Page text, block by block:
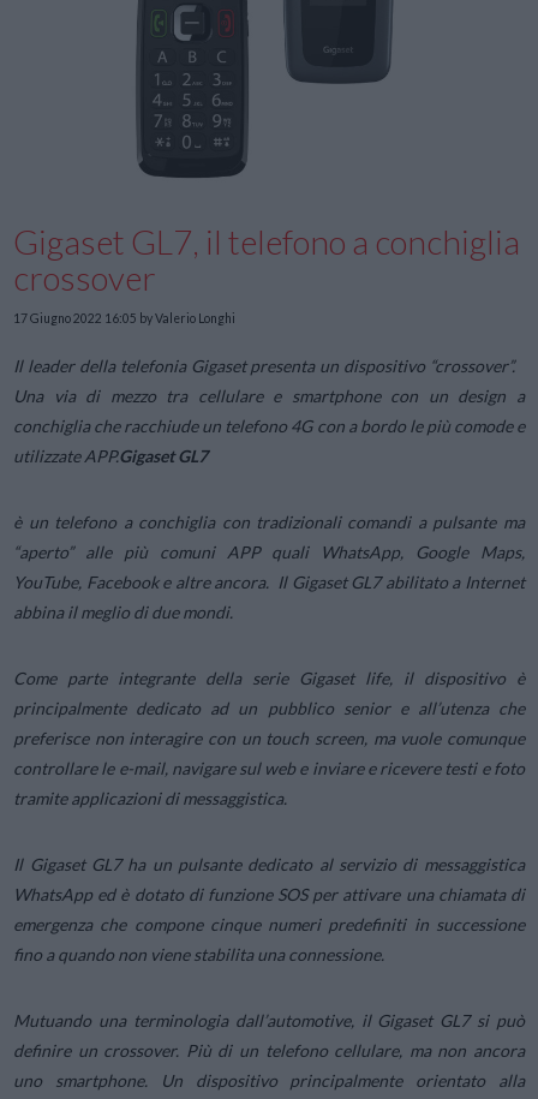
Gigaset GL7, il telefono a conchiglia
crossover
17 Giugno 2022 16:05 by Valerio Longhi
Il leader della telefonia Gigaset presenta un dispositivo “crossover”.
Una via di mezzo tra cellulare e smartphone con un design a
conchiglia che racchiude un telefono 4G con a bordo le più comode e
utilizzate APP.Gigaset GL7
è un telefono a conchiglia con tradizionali comandi a pulsante ma
“aperto” alle più comuni APP quali WhatsApp, Google Maps,
YouTube, Facebook e altre ancora. Il Gigaset GL7 abilitato a Internet
abbina il meglio di due mondi.
Come parte integrante della serie Gigaset life, il dispositivo è
principalmente dedicato ad un pubblico senior e all’utenza che
preferisce non interagire con un touch screen, ma vuole comunque
controllare le e-mail, navigare sul web e inviare e ricevere testi e foto
tramite applicazioni di messaggistica.
Il Gigaset GL7 ha un pulsante dedicato al servizio di messaggistica
WhatsApp ed è dotato di funzione SOS per attivare una chiamata di
emergenza che compone cinque numeri predefiniti in successione
fino a quando non viene stabilita una connessione.
Mutuando una terminologia dall’automotive, il Gigaset GL7 si può
definire un crossover. Più di un telefono cellulare, ma non ancora
uno smartphone. Un dispositivo principalmente orientato alla